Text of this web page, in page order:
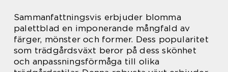
Sammanfattningsvis erbjuder blomma
palettblad en imponerande mångfald av
färger, mönster och former. Dess popularitet
som trädgårdsväxt beror på dess skönhet
och anpassningsförmåga till olika